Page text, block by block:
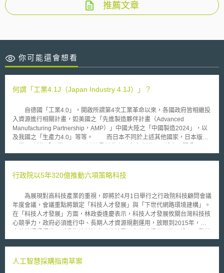
推薦文章
你可能還會想看
何謂「工業4.1J（Japan Industry 4.1J）」？
自德國「工業4.0」，開啟所謂第4次工業革命以來，各國政府皆相繼投
入資源進行相關計畫，如美國之「先進製造夥伴計畫（Advanced
Manufacturing Partnership，AMP）」中國大陸之「中國製造2024」，以
及我國之「生產力4.0」等等。 而日本不同於上述其他國家，日本版的
Virtual Engineering Community（VEC）及NTT Communications於2015
件，並且該項目成果非僅提供給VEC之會員，將對所有企業及公眾公開。而
（Japan）。 日本之「工業4.1J」的運行架構說明如述：首先，將會利
用控制系統蒐集相關數據；第二，在雲端平台上記錄及累積數據資料；第三
進行即時分析；最後則是透過專家進行事件檢測、分析故障原因並恢復生
產、提出安全改善建議等等。
行政院以5年320億推動六項策略科技
為展現對高科技產業的重視，即將於4月1日舉行之行政院科技顧問會議
年度會議，會議重點將鎖定「科技人才發展」與「下世代網路環境建構」。
在「科技人才發展」方面，林政委逢慶表示，科技人才發展攸關台灣科技核
心競爭力，政府必須進行中、長期人才資源規劃運用，放眼到2015年，政
代役後，未來投入科技的役男員額，將從目前國防訓儲每年3,500名逐年放
RFID（無線射頻）、奈米科技、智慧型機器人、智慧化車輛、智慧化居住
人工智慧採購指南草案